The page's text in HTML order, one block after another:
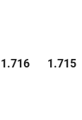
1.716 1.715